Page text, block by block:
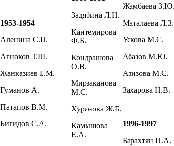
1953-1954
Аленина С.П.
Агноков Т.Ш.
Жанказиев Б.М.
Гуманов А.
Патапов В.М.
Бигидов С.А.
Задябина Л.Н.
Кантемирова
Ф.Б.
Кондрашова
О.В.
Мирзаканова
М.С.
Хуранова Ж.Б.
Камышова
Е.А.
Жамбаева З.Ю.
Маталаева Л.З.
Ускова М.С.
Абазов М.Ю.
Азизова М.С.
Захарова Н.В.
1996-1997
Барахтян П.А.